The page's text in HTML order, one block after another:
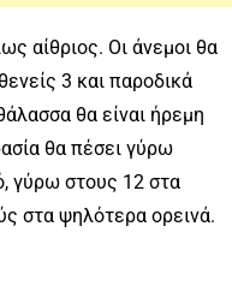
αίθριος. Οι άνεμοι θα
3 και παροδικά
θα είναι ήρεμη
θα πέσει γύρω
γύρω στους 12 στα
στα ψηλότερα ορεινά.